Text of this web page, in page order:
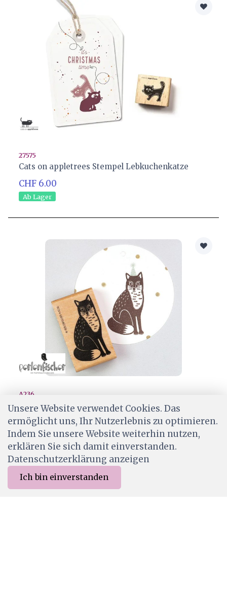
Merkliste Menu
27575
Cats on appletrees Stempel Lebkuchenkatze
CHF 6.00
Ab Lager
A236
PERLENFISCHER-Stempel | Fuchs Gross
CHF 9.50
Ab Lager
Unsere Website verwendet Cookies. Das
ermöglicht uns, Ihr Nutzerlebnis zu optimieren.
Indem Sie unsere Website weiterhin nutzen,
erklären Sie sich damit einverstanden.
Datenschutzerklärung anzeigen
Ich bin einverstanden